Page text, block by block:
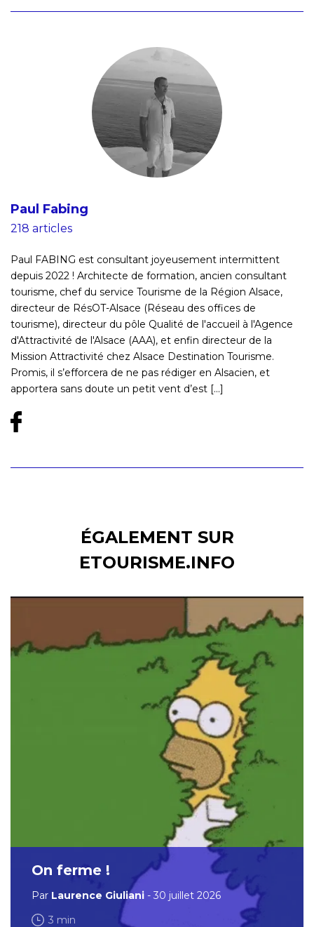
Paul Fabing
218 articles
Paul FABING est consultant joyeusement intermittent
depuis 2022 ! Architecte de formation, ancien consultant
tourisme, chef du service Tourisme de la Région Alsace,
directeur de RésOT-Alsace (Réseau des offices de
tourisme), directeur du pôle Qualité de l'accueil à l'Agence
d'Attractivité de l'Alsace (AAA), et enfin directeur de la
Mission Attractivité chez Alsace Destination Tourisme.
Promis, il s’efforcera de ne pas rédiger en Alsacien, et
apportera sans doute un petit vent d’est [...]
ÉGALEMENT SUR
ETOURISME.INFO
On ferme !
Par Laurence Giuliani - 30 juillet 2026
3 min